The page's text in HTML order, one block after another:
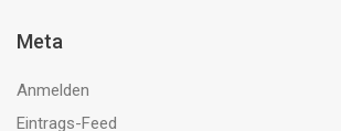
Meta
Anmelden
Eintrags-Feed